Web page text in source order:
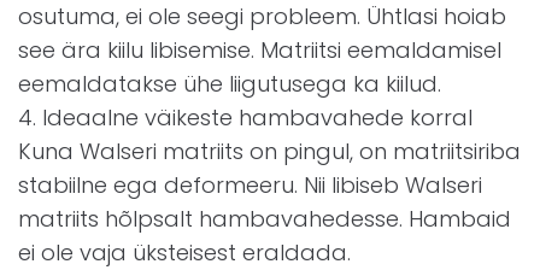
osutuma, ei ole seegi probleem. Ühtlasi hoiab
see ära kiilu libisemise. Matriitsi eemaldamisel
eemaldatakse ühe liigutusega ka kiilud.
4. Ideaalne väikeste hambavahede korral
Kuna Walseri matriits on pingul, on matriitsiriba
stabiilne ega deformeeru. Nii libiseb Walseri
matriits hõlpsalt hambavahedesse. Hambaid
ei ole vaja üksteisest eraldada.